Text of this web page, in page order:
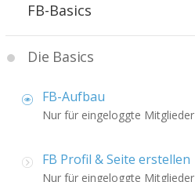
FB-Basics
Die Basics
FB-Aufbau
Nur für eingeloggte Mitglieder
FB Profil & Seite erstellen
Nur für eingeloggte Mitglieder